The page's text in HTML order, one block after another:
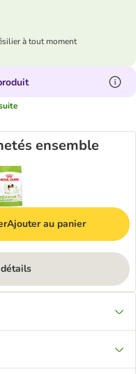
à tout moment
ensemble
Ajouter au panier